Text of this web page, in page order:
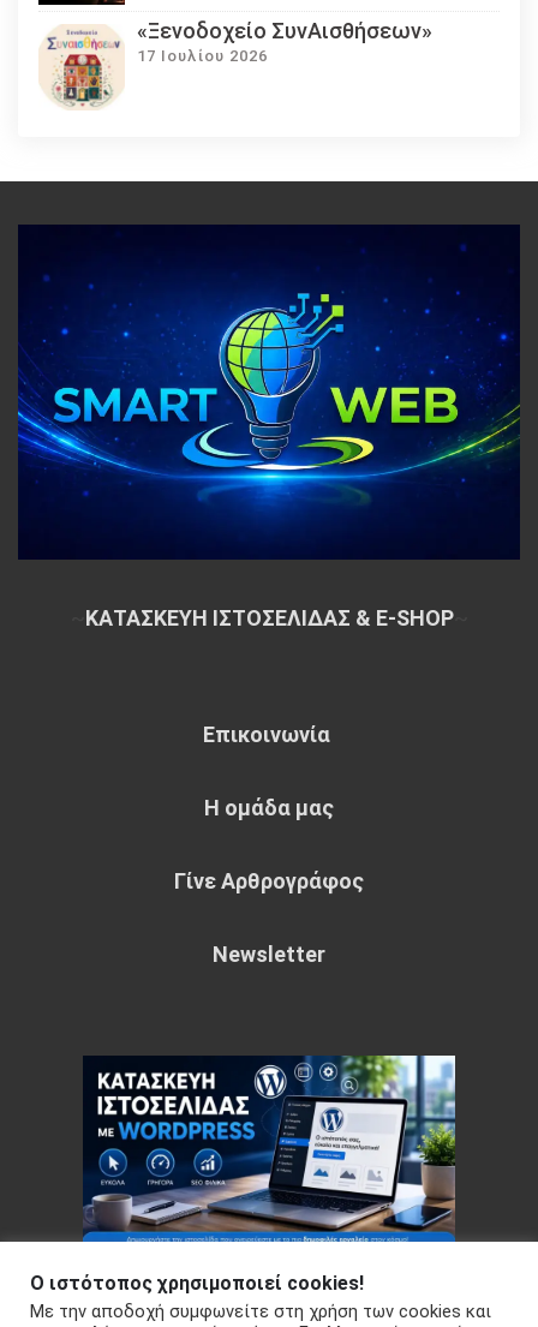
«Ξενοδοχείο ΣυνΑισθήσεων»
17 Ιουλίου 2026
ΚΑΤΑΣΚΕΥΗ ΙΣΤΟΣΕΛΙΔΑΣ & E-SHOP~
Επικοινωνία
Η ομάδα μας
Γίνε Αρθρογράφος
Newsletter
Ο ιστότοπος χρησιμοποιεί cookies!
Με την αποδοχή συμφωνείτε στη χρήση των cookies και